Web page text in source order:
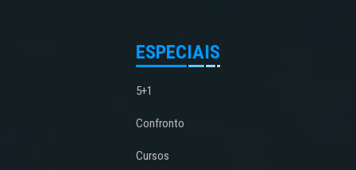
ESPECIAIS
5+1
Confronto
Cursos